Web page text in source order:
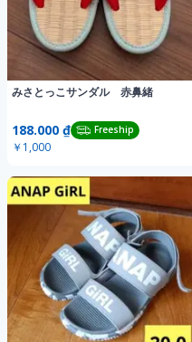
みさとっこサンダル 赤鼻緒
188.000 ₫ Freeship
￥1,000